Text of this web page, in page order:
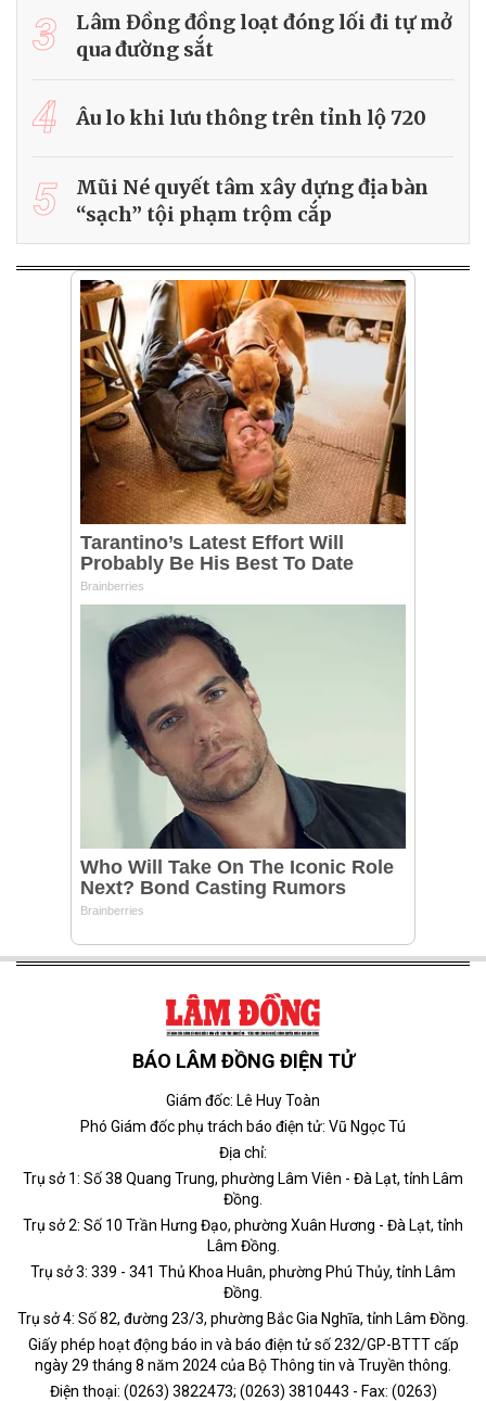
3
Lâm Đồng đồng loạt đóng lối đi tự mở
qua đường sắt
4 Âu lo khi lưu thông trên tỉnh lộ 720
5
Mũi Né quyết tâm xây dựng địa bàn
“sạch” tội phạm trộm cắp
BÁO LÂM ĐỒNG ĐIỆN TỬ
Giám đốc: Lê Huy Toàn
Phó Giám đốc phụ trách báo điện tử: Vũ Ngọc Tú
Địa chỉ:
Trụ sở 1: Số 38 Quang Trung, phường Lâm Viên - Đà Lạt, tỉnh Lâm
Đồng.
Trụ sở 2: Số 10 Trần Hưng Đạo, phường Xuân Hương - Đà Lạt, tỉnh
Lâm Đồng.
Trụ sở 3: 339 - 341 Thủ Khoa Huân, phường Phú Thủy, tỉnh Lâm
Đồng.
Trụ sở 4: Số 82, đường 23/3, phường Bắc Gia Nghĩa, tỉnh Lâm Đồng.
Giấy phép hoạt động báo in và báo điện tử số 232/GP-BTTT cấp
ngày 29 tháng 8 năm 2024 của Bộ Thông tin và Truyền thông.
Điện thoại: (0263) 3822473; (0263) 3810443 - Fax: (0263)